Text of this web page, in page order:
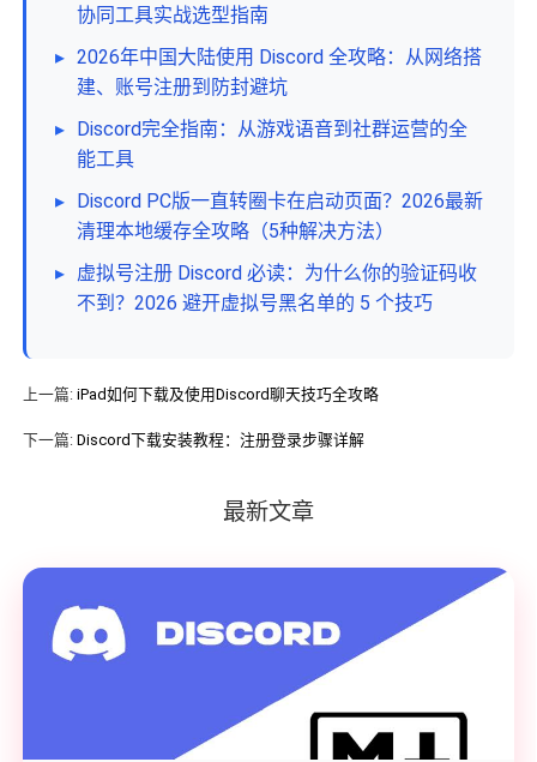
协同工具实战选型指南
▸ 2026年中国大陆使用 Discord 全攻略：从网络搭
建、账号注册到防封避坑
▸ Discord完全指南：从游戏语音到社群运营的全
能工具
▸ Discord PC版一直转圈卡在启动页面？2026最新
清理本地缓存全攻略（5种解决方法）
▸ 虚拟号注册 Discord 必读：为什么你的验证码收
不到？2026 避开虚拟号黑名单的 5 个技巧
上一篇: iPad如何下载及使用Discord聊天技巧全攻略
下一篇: Discord下载安装教程：注册登录步骤详解
最新文章